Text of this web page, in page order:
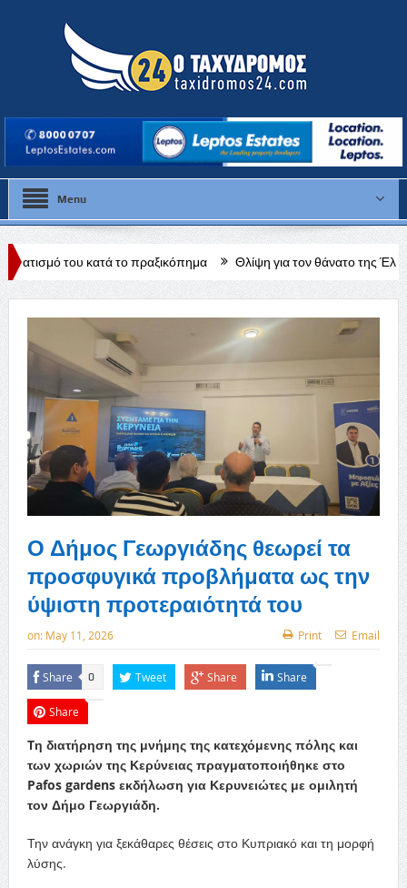
Menu
πραξικόπημα Θλίψη για τον θάνατο της Έλλης Παπαντωνίου
Ο Δήμος Γεωργιάδης θεωρεί τα
προσφυγικά προβλήματα ως την
ύψιστη προτεραιότητά του
on: May 11, 2026 Print Email
Share 0 Tweet Share Share
Share
Tη διατήρηση της μνήμης της κατεχόμενης πόλης και
των χωριών της Κερύνειας πραγματοποιήθηκε στο
Pafos gardens εκδήλωση για Κερυνειώτες με ομιλητή
τον Δήμο Γεωργιάδη.
Την ανάγκη για ξεκάθαρες θέσεις στο Κυπριακό και τη μορφή
λύσης.